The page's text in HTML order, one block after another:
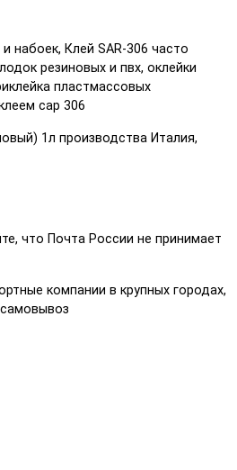
набоек, Клей SAR-306 часто
резиновых и пвх, оклейки
пластмассовых
сар 306
1л производства Италия,
что Почта России не принимает
компании в крупных городах,